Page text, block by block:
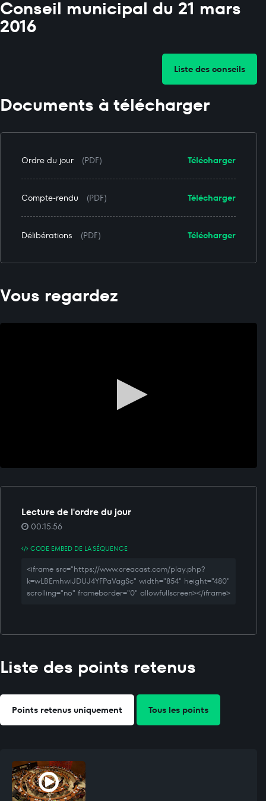
Conseil municipal du 21 mars
2016
Liste des conseils
Documents à télécharger
Télécharger
Ordre du jour (PDF)
Télécharger
Compte-rendu (PDF)
Télécharger
Délibérations (PDF)
Vous regardez
Lecture de l'ordre du jour
00:15:56
CODE EMBED DE LA SÉQUENCE
<iframe src="https://www.creacast.com/play.php?
k=wLBEmhwiJDUJ4YFPaVagSc" width="854" height="480"
scrolling="no" frameborder="0" allowfullscreen></iframe>
Liste des points retenus
Points retenus uniquement Tous les points